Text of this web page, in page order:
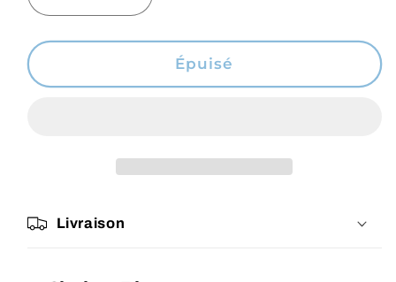
la
quantité
Lazulite
la
quantité
Lazulite
fait-
Épuisé
Livraison